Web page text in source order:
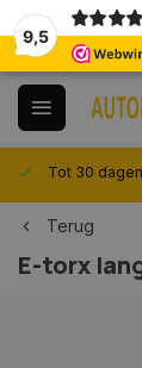
9,5
Tot 30
Terug
E-torx